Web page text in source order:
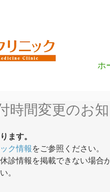
ホ
時間変更のお
ます。
ク情報 をご参照ください。
診情報を掲載できない場合
。